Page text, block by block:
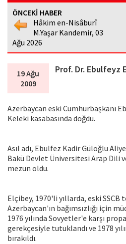
ÖNCEKİ HABER
Hâkim en-Nisâburî
M.Yaşar Kandemir, 03
Ağu 2026
19 Ağu
2009
Prof. Dr. Ebulfeyz
Azerbaycan eski Cumhurbaşkanı
Keleki kasabasında doğdu.
Asıl adı, Ebulfez Kadir Güloğlu
Bakü Devlet Üniversitesi Arap Dili
mezun oldu.
Elçibey, 1970'li yıllarda, eski
Azerbaycan'ın bağımsızlığı için
1976 yılında Sovyetler'e karşı
gerekçesiyle tutuklandı ve 1978
bırakıldı.